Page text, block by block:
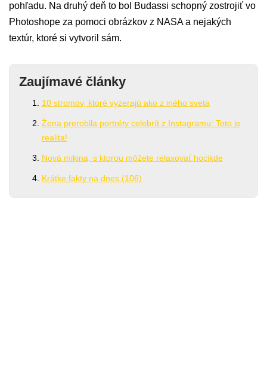
pohľadu. Na druhý deň to bol Budassi schopný zostrojiť vo
Photoshope za pomoci obrázkov z NASA a nejakých
textúr, ktoré si vytvoril sám.
Zaujímavé články
10 stromov, ktoré vyzerajú ako z iného sveta
Žena prerobila portréty celebrít z Instagramu: Toto je
realita!
Nová mikina, s ktorou môžete relaxovať hocikde
Krátke fakty na dnes (106)